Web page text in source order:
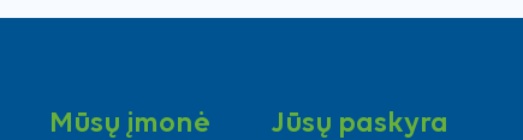
Mūsų įmonė Jūsų paskyra